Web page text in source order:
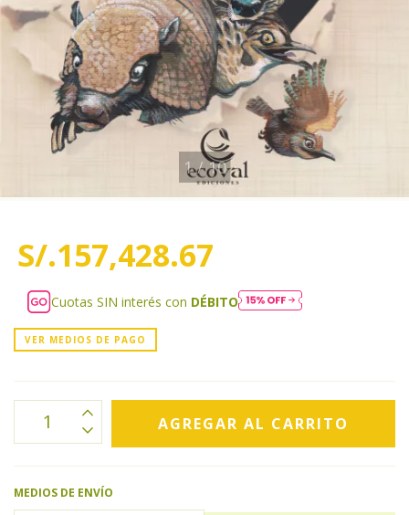
1/10
S/.157,428.67
Cuotas SIN interés con DÉBITO
VER MEDIOS DE PAGO
MEDIOS DE ENVÍO